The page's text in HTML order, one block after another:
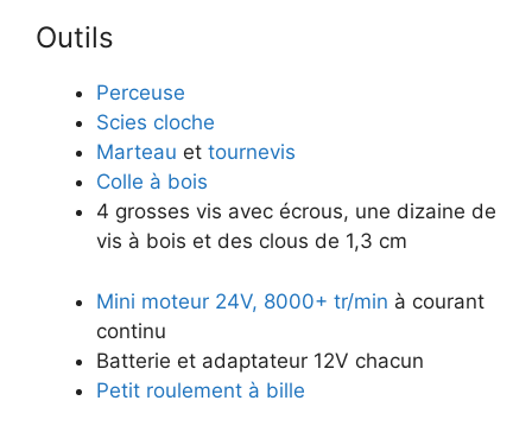
​Outils
​Perceuse
​Scies cloche
​Marteau et tournevis
​Colle à bois
​​4 grosses vis avec écrous, une dizaine de
vis à bois et des clous de 1,3 cm
Mini moteur 24V, 8000+ tr/min à courant
continu
​Batterie ​et adaptateur 12V chacun
​Petit roulement à bille